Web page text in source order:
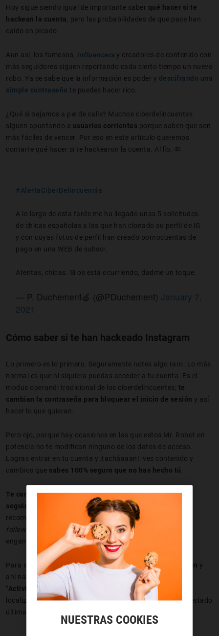
Hoy sigue siendo igual de importante saber qué hacer si te
hackean la cuenta , pero las probabilidades de que pase han
caído en picado.
Aun así, los famosos, influencers y creadores de contenido con
más seguidores siguen reportando cada cierto tiempo un nuevo
robo. Ya se sabe que la información es poder y descifrando una
simple contraseña te puedes hacer rico.
¿Qué si bajamos a pie de calle? Muchos ciberdelincuentes
siguen apuntando a usuarios corrientes porque saben que son
más fáciles de vencer. Por eso en este artículo queremos
contarte qué hacer si te hackearon la cuenta. Al lío. 🦠
#AlertaCiberDelincuencia
A lo largo de esta tarde me ha llegado unas 5 solicitudes
de chicas españolas a las que han clonado su perfil de IG
y con cuyas fotos de perfil han creado pornocuentas de
pago en una WEB de subscr.
Atentas, chicas. Si os está ocurriendo, dadme un toque.
— P. Duchement🍏 (@PDuchement) January 7,
2021
Cómo saber si te han hackeado Instagram
Lo primero es lo primero. Seguramente notes algo raro. Lo más
normal es que ni siquiera puedas acceder a tu cuenta. Es el
modus operandi tradicional de los ciberdelincuentes; te
cambian la contraseña para bloquear el inicio de sesión y así
hacer lo que quieran.
Pero ojo, porque hay ocasiones en las que estos Mr. Robot en
potencia no te modifican ninguno de los datos de acceso.
Logras entrar en tu cuenta y ¡tacháaaan!: ves contenido y
cambios que sabes 100% seguro que no has hecho tú.
Te cambian la imagen de perfil, envían MDspama tus
seguidores y cambian datos de la descripción
recomendable echar un vistazo al contador de
followers
porque han podido toquetear también ahí para
enganchar a perfiles extraños.
Para salir de dudas, entra en tu perfil, vete aConfiguración y
ahí navega hasta el apartado "
Seguridad". Selecciona
"Actividad de inicio de sesión
" y revisa que todas las
localizaciones registradas se corresponden a donde has estado
últimamente.
NUESTRAS COOKIES